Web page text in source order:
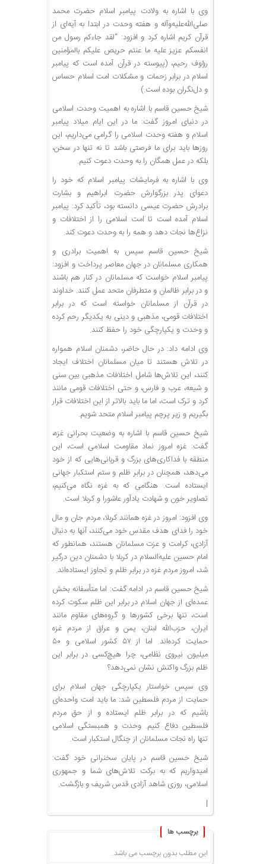
وی با اشاره به ولادت پیامبر اسلام حضرت محمد
صلی‌الله‌علیه‌وآله و هفته وحدت در ابتدا به آیه‌ای از
قرآن کریم اشاره کرد و افزود: “لقد جاءکم رسول من
انفسکم عزیز علیه ما عنتم حریص علیکم بالمؤمنین
رؤوف رحیم، (پیوسته در قرآن آمده است که پیامبر
اسلام در برابر زحمات و مشکلات امت اسلام حساس
و دل‌نگران بوده است.)
شیخ حسین قاسم با اشاره به اهمیت وحدت اسلامی
در دنیای امروز گفت: ما در این ایام میلاد پیامبر
اسلام و هفته وحدت اسلامی را گرامی می‌داریم، این
روزها باید برای ما فرصتی باشد تا نه تنها در سخن،
بلکه در عمل همگان را به وحدت دعوت کنیم.
وی با اشاره به فرمایشات پیامبر اسلام که خود را
دعوای پدر بزرگوارش حضرت ابراهیم و بشارت
برادرش حضرت عیسی دانسته بود، تأکید کرد: پیامبر
اسلام آمده است تا امت اسلامی را از اختلافات و
نزاع‌ها نجات دهد و همه را به وحدت دعوت کند.
شیخ حسین قاسم سپس به اهمیت برادری و
همکاری مسلمانان در جهان معاصر پرداخت و افزود:
پیامبر اسلام خواست که مسلمانان در کنار هم باشند
و در برابر ظالمان و متطرفان متحد عمل کنند. خداوند
در قرآن از مسلمانان خواسته است که در برابر
اختلافات قومی، مذهبی و دینی به یکدیگر رحم کرده
و وحدت و یکپارچگی خود را حفظ کنند.
وی ادامه داد: در حال حاضر، دشمنان اسلام همواره
در تلاش هستند تا میان مسلمانان اختلاف ایجاد
کنند، این تلاش‌ها شامل اختلافات مذهبی بین سنی
و شیعه، عرب و فارس، و حتی اختلافات قومی مانند
کرد و ترک است، اما ما باید بالاتر از این اختلافات قرار
بگیریم و زیر پرچم پیامبر اسلام متحد شویم.
شیخ حسین قاسم با اشاره به وضعیت بحرانی غزه،
گفت: غزه امروز نماد مقاومت اسلامی است، این
منطقه با فداکاری‌های بزرگ و قربانی‌هایی که از خود
می‌دهد، همچنان در برابر ظلم و ستم استکبار جهانی
ایستاده است. هنگامی که به غزه نگاه می‌کنیم،
تصاویر خون و شهادت یادآور عاشورا و کربلا است.
وی افزود: امروز در غزه همانند کربلا، مردم جان و مال
خود را فدای هدف مقدس خود می‌کنند، آنها به دنبال
آزادی، کرامت و عزت مسلمانان هستند، همانطور که
امام حسین علیه‌السلام در کربلا با دشمنان دین درگیر
شد، امروز مردم غزه در برابر ظلم و تجاوز ایستاده‌اند.
شیخ حسین قاسم در ادامه گفت: اما متأسفانه بخش
عمده‌ای از جهان اسلام در برابر این ظلم سکوت کرده
است، تنها برخی کشورها و گروه‌های مقاوم مانند
ایران، حزب‌الله لبنان، یمن و عراق از مردم غزه
حمایت کرده‌اند. اما از ۵۷ کشور اسلامی و ۵۰
میلیون نیروی نظامی، چرا هیچ‌کسی در برابر این
ظلم بزرگ واکنش نشان نمی‌دهد؟
وی سپس خواستار یکپارچگی جهان اسلام برای
حمایت از مردم فلسطین شد: ما باید امت واحده‌ای
باشیم که در برابر ظلم ایستاده و از حق مردم
فلسطین دفاع کنیم. وحدت و همبستگی اسلامی
تنها راه نجات مسلمانان از چنگال استکبار است.
شیخ حسین قاسم در پایان سخنرانی خود گفت:
امیدواریم که به برکت تلاش‌های شما و جمهوری
اسلامی، روزی شاهد آزادی قدس شریف و بازگشت.
|
برچسب ها
این مطلب بدون برچسب می باشد.